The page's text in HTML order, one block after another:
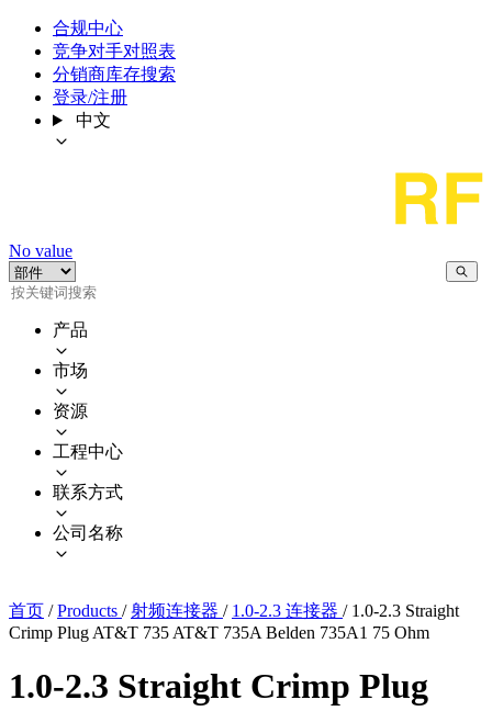
合规中心
竞争对手对照表
分销商库存搜索
登录/注册
中文
No value
产品
市场
资源
工程中心
联系方式
公司名称
首页 / Products / 射频连接器 / 1.0-2.3 连接器 / 1.0-2.3 Straight
Crimp Plug AT&T 735 AT&T 735A Belden 735A1 75 Ohm
1.0-2.3 Straight Crimp Plug